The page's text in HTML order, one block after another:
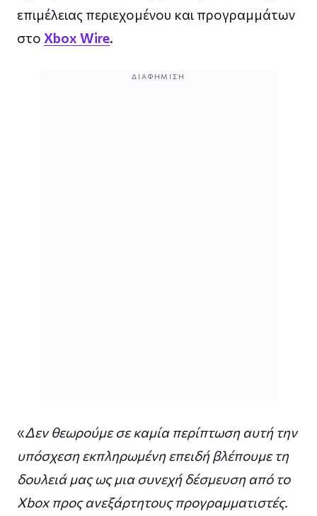
επιμέλειας περιεχομένου και προγραμμάτων
στο Xbox Wire.
ΔΙΑΦΉΜΙΣΗ
«Δεν θεωρούμε σε καμία περίπτωση αυτή την
υπόσχεση εκπληρωμένη επειδή βλέπουμε τη
δουλειά μας ως μια συνεχή δέσμευση από το
Xbox προς ανεξάρτητους προγραμματιστές.